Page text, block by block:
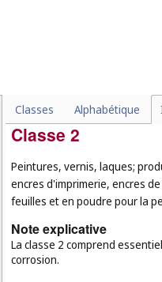
Classes Alphabétique
le paillis (couverture
Classe 2
Peintures, vernis, laques;
encres d'imprimerie, encres
feuilles et en poudre pour la
Note explicative
La classe 2 comprend
corrosion.